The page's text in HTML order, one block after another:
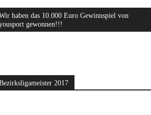
haben das 10.000 Euro Gewinnspiel von
gewonnen!!!
2017